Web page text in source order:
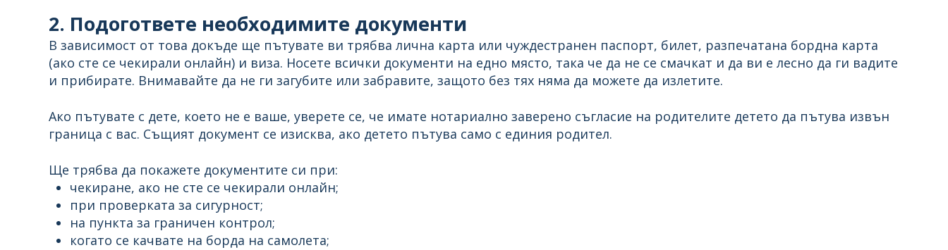
2. Подогответе необходимите документи
В зависимост от това докъде ще пътувате ви трябва лична карта или чуждестранен паспорт, билет, разпечатана бордна карта
(ако сте се чекирали онлайн) и виза. Носете всички документи на едно място, така че да не се смачкат и да ви е лесно да ги вадите
и прибирате. Внимавайте да не ги загубите или забравите, защото без тях няма да можете да излетите.
Ако пътувате с дете, което не е ваше, уверете се, че имате нотариално заверено съгласие на родителите детето да пътува извън
граница с вас. Същият документ се изисква, ако детето пътува само с единия родител.
Ще трябва да покажете документите си при:
чекиране, ако не сте се чекирали онлайн;
при проверката за сигурност;
на пункта за граничен контрол;
когато се качвате на борда на самолета;